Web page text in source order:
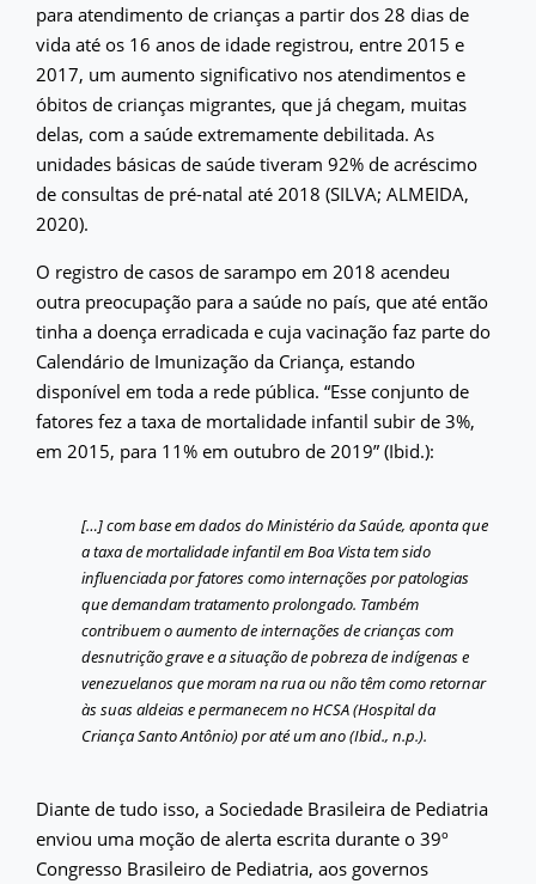
para atendimento de crianças a partir dos 28 dias de
vida até os 16 anos de idade registrou, entre 2015 e
2017, um aumento significativo nos atendimentos e
óbitos de crianças migrantes, que já chegam, muitas
delas, com a saúde extremamente debilitada. As
unidades básicas de saúde tiveram 92% de acréscimo
de consultas de pré-natal até 2018 (SILVA; ALMEIDA,
2020).
O registro de casos de sarampo em 2018 acendeu
outra preocupação para a saúde no país, que até então
tinha a doença erradicada e cuja vacinação faz parte do
Calendário de Imunização da Criança, estando
disponível em toda a rede pública. “Esse conjunto de
fatores fez a taxa de mortalidade infantil subir de 3%,
em 2015, para 11% em outubro de 2019” (Ibid.):
[…] com base em dados do Ministério da Saúde, aponta que
a taxa de mortalidade infantil em Boa Vista tem sido
influenciada por fatores como internações por patologias
que demandam tratamento prolongado. Também
contribuem o aumento de internações de crianças com
desnutrição grave e a situação de pobreza de indígenas e
venezuelanos que moram na rua ou não têm como retornar
às suas aldeias e permanecem no HCSA (Hospital da
Criança Santo Antônio) por até um ano (Ibid., n.p.).
Diante de tudo isso, a Sociedade Brasileira de Pediatria
enviou uma moção de alerta escrita durante o 39º
Congresso Brasileiro de Pediatria, aos governos